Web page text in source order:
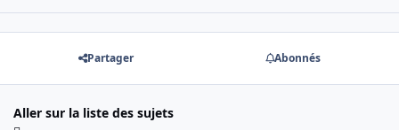
Partager Abonnés
Aller sur la liste des sujets